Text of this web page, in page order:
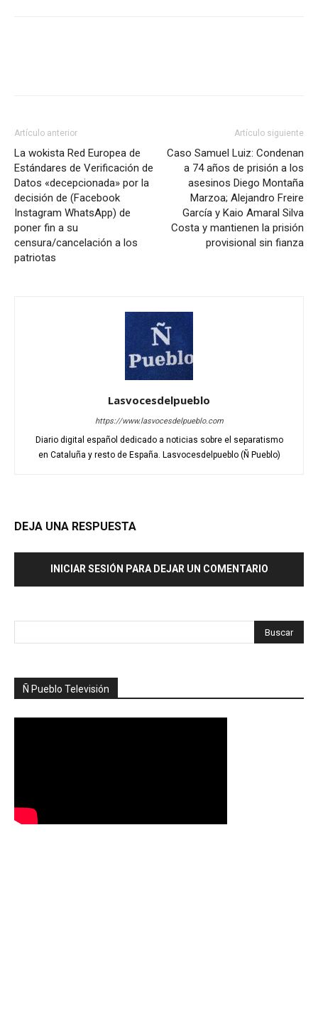
Artículo anterior
La wokista Red Europea de
Estándares de Verificación de
Datos «decepcionada» por la
decisión de (Facebook
Instagram WhatsApp) de
poner fin a su
censura/cancelación a los
patriotas
Artículo siguiente
Caso Samuel Luiz: Condenan
a 74 años de prisión a los
asesinos Diego Montaña
Marzoa; Alejandro Freire
García y Kaio Amaral Silva
Costa y mantienen la prisión
provisional sin fianza
Lasvocesdelpueblo
https://www.lasvocesdelpueblo.com
Diario digital español dedicado a noticias sobre el separatismo
en Cataluña y resto de España. Lasvocesdelpueblo (Ñ Pueblo)
DEJA UNA RESPUESTA
INICIAR SESIÓN PARA DEJAR UN COMENTARIO
Ñ Pueblo Televisión